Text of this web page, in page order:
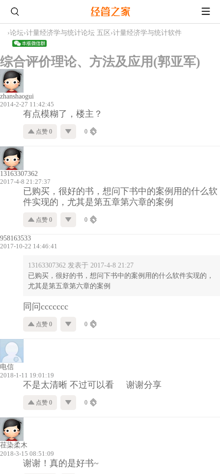
›论坛›计量经济学与统计论坛 五区 ›计量经济学与统计软件
综合评价理论、方法及应用(郭亚军)
zhanshaogui
2014-2-27 11:42:45
有点模糊了，楼主？
点赞 0 0
13163307362
2017-4-8 21:27:37
已购买，很好的书，想问下书中的案例用的什么软
件实现的，尤其是第五章第六章的案例
点赞 0 0
958163533
2017-10-22 14:46:41
13163307362 发表于 2017-4-8 21:27
已购买，很好的书，想问下书中的案例用的什么软件实现的，
尤其是第五章第六章的案例
同问ccccccc
点赞 0 0
电信
2018-1-11 19:01:19
不是太清晰 不过可以看 谢谢分享
点赞 0 0
荏染柔木
2018-3-15 08:51:09
谢谢！真的是好书~